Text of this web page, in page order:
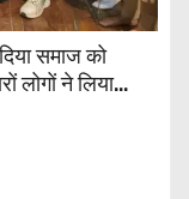
समाज को
लोगों ने लिया